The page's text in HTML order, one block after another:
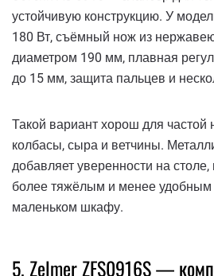
устойчивую конструкцию. У
180 Вт, съёмный нож из
диаметром 190 мм, плавная
до 15 мм, защита пальцев и
Такой вариант хорош для частой
колбасы, сыра и ветчины.
добавляет уверенности на
более тяжёлым и менее удобным
маленьком шкафу.
5. Zelmer ZFS0916S —